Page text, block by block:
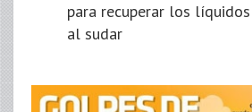
para recuperar los
al sudar